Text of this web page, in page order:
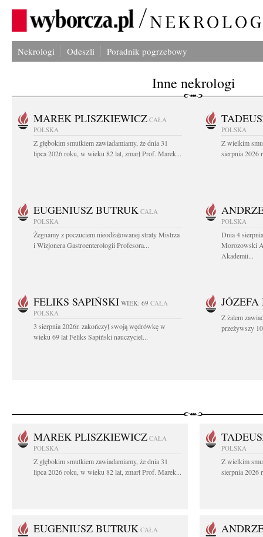
Nekrologi Odeszli Poradnik pogrzebowy
Inne nekrologi
MAREK PLISZKIEWICZ CAŁA
POLSKA
Z głębokim smutkiem zawiadamiamy, że dnia 31
lipca 2026 roku, w wieku 82 lat, zmarł Prof. Marek...
POLSKA
Z wielkim
sierpnia 2026
EUGENIUSZ BUTRUK CAŁA
POLSKA
Żegnamy z poczuciem nieodżałowanej straty Mistrza
i Wizjonera Gastroenterologii Profesora...
POLSKA
Dnia 4
Morozowski
Akademii...
FELIKS SAPIŃSKI WIEK: 69 CAŁA
POLSKA
3 sierpnia 2026r. zakończył swoją wędrówkę w
wieku 69 lat Feliks Sapiński nauczyciel...
Z żalem
przeżywszy
MAREK PLISZKIEWICZ CAŁA
POLSKA
Z głębokim smutkiem zawiadamiamy, że dnia 31
lipca 2026 roku, w wieku 82 lat, zmarł Prof. Marek...
POLSKA
Z wielkim
sierpnia 2026
EUGENIUSZ BUTRUK CAŁA